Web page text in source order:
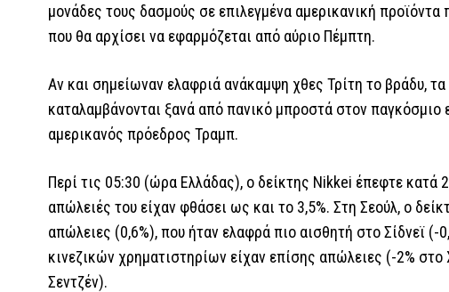
μονάδες τους δασμούς σε επιλεγμένα αμερικανική προϊόντα
που θα αρχίσει να εφαρμόζεται από αύριο Πέμπτη.
Αν και σημείωναν ελαφριά ανάκαμψη χθες Τρίτη το βράδυ,
καταλαμβάνονται ξανά από πανικό μπροστά στον παγκόσμιο
αμερικανός πρόεδρος Τραμπ.
Περί τις 05:30 (ώρα Ελλάδας), ο δείκτης Nikkei έπεφτε κατά
απώλειές του είχαν φθάσει ως και το 3,5%. Στη Σεούλ, ο
απώλειες (0,6%), που ήταν ελαφρά πιο αισθητή στο Σίδνεϊ (-
κινεζικών χρηματιστηρίων είχαν επίσης απώλειες (-2%
Σεντζέν).